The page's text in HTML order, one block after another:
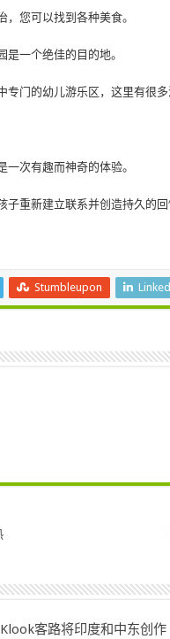
您可以找到各种美食。
一个绝佳的目的地。
门的幼儿游乐区，这里有很多
次有趣而神奇的体验。
重新建立联系并创造持久的回
Stumbleupon
Klook客路将印度和中东创作